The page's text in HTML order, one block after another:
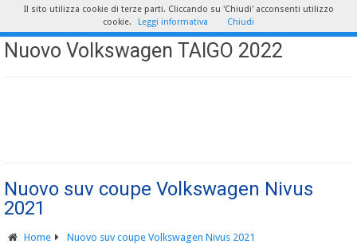
Nuovo Volkswagen TAIGO 2022
Nuovo suv coupe Volkswagen Nivus
2021
Home Nuovo suv coupe Volkswagen Nivus 2021
Il sito utilizza cookie di terze parti. Cliccando su 'Chiudi' acconsenti utilizzo
cookie.
Leggi informativa Chiudi